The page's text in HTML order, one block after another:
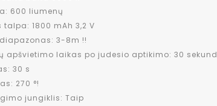
600 liumenų
1800 mAh 3,2 V
3-8m !!
apšvietimo laikas po judesio aptikimo: 30
30 s
270 °!
jungiklis: Taip